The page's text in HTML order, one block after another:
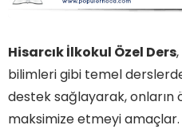
Hisarcık İlkokul Özel Ders
bilimleri gibi temel
destek sağlayarak,
maksimize etmeyi amaçlar.